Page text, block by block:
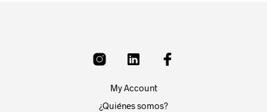
My Account
¿Quiénes somos?